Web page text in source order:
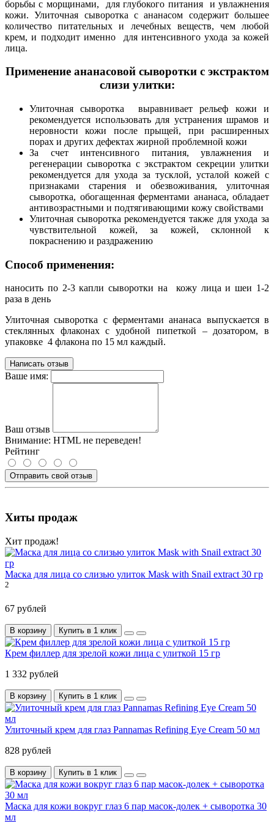
борьбы с морщинами, для глубокого питания и увлажнения
кожи. Улиточная сыворотка с ананасом содержит большее
количество питательных и лечебных веществ, чем любой
крем, и подходит именно для интенсивного ухода за кожей
лица.
Применение ананасовой сыворотки с экстрактом
слизи улитки:
Улиточная сыворотка выравнивает рельеф кожи и
рекомендуется использовать для устранения шрамов и
неровности кожи после прыщей, при расширенных
порах и других дефектах жирной проблемной кожи
За счет интенсивного питания, увлажнения и
регенерации сыворотка с экстрактом секреции улитки
рекомендуется для ухода за тусклой, усталой кожей с
признаками старения и обезвоживания, улиточная
сыворотка, обогащенная ферментами ананаса, обладает
антивозрастными и подтягивающими кожу свойствами
Улиточная сыворотка рекомендуется также для ухода за
чувствительной кожей, за кожей, склонной к
покраснению и раздражению
Способ применения:
наносить по 2-3 капли сыворотки на кожу лица и шеи 1-2
раза в день
Улиточная сыворотка с ферментами ананаса выпускается в
стеклянных флаконах с удобной пипеткой – дозатором, в
упаковке 4 флакона по 15 мл каждый.
Написать отзыв
Ваше имя:
Ваш отзыв
Внимание: HTML не переведен!
Рейтинг
Отправить свой отзыв
Хиты продаж
Хит продаж!
Маска для лица со слизью улиток Mask with Snail extract 30 гр
2
67 рублей
В корзину Купить в 1 клик
Крем филлер для зрелой кожи лица с улиткой 15 гр
1 332 рублей
В корзину Купить в 1 клик
Улиточный крем для глаз Pannamas Refining Eye Cream 50 мл
828 рублей
В корзину Купить в 1 клик
Маска для кожи вокруг глаз 6 пар масок-долек + сыворотка 30
мл